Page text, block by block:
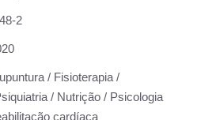
2
/ Fisioterapia /
/ Nutrição / Psicologia
cardíaca